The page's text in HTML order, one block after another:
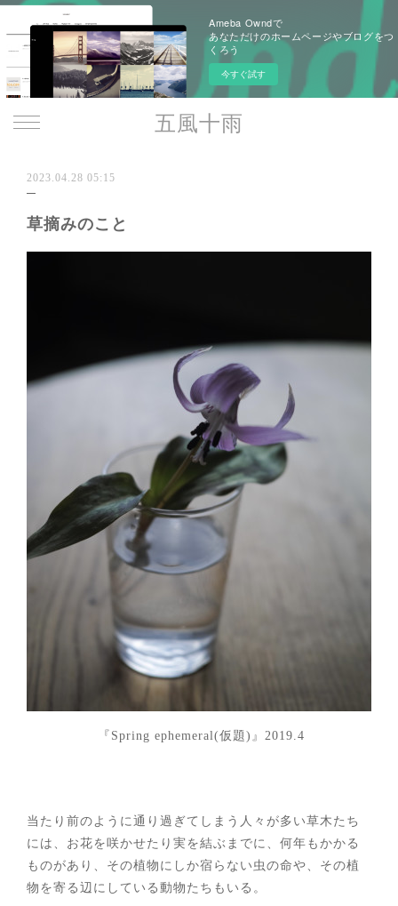
Ameba Owndで
あなただけのホームページやブログをつ
くろう
今すぐ試す
五風十雨
2023.04.28 05:15
草摘みのこと
『Spring ephemeral(仮題)』2019.4
当たり前のように通り過ぎてしまう人々が多い草木たち
には、お花を咲かせたり実を結ぶまでに、何年もかかる
ものがあり、その植物にしか宿らない虫の命や、その植
物を寄る辺にしている動物たちもいる。